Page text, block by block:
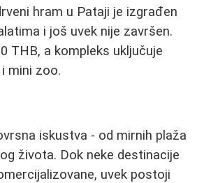
hram u Pataji je izgrađen
i još uvek nije završen.
THB, a kompleks uključuje
mini zoo.
iskustva - od mirnih plaža
života. Dok neke destinacije
uvek postoji